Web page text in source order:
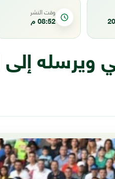
وقت النشر
08:52 م
ويرسله إلى